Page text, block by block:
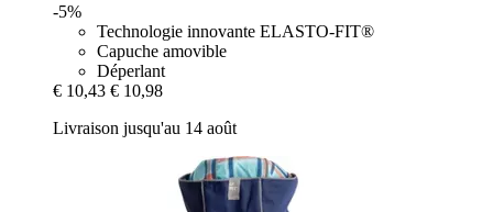
-5%
Technologie innovante ELASTO-FIT®
Capuche amovible
Déperlant
€ 10,43 € 10,98
Livraison jusqu'au 14 août